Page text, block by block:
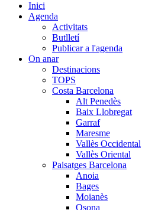
Inici
Agenda
Activitats
Butlletí
Publicar a l'agenda
On anar
Destinacions
TOPS
Costa Barcelona
Alt Penedès
Baix Llobregat
Garraf
Maresme
Vallès Occidental
Vallès Oriental
Paisatges Barcelona
Anoia
Bages
Moianès
Osona